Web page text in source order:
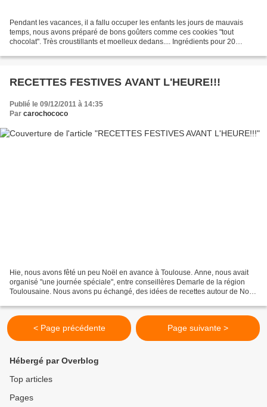
Pendant les vacances, il a fallu occuper les enfants les jours de mauvais
temps, nous avons préparé de bons goûters comme ces cookies "tout
chocolat". Très croustillants et moelleux dedans.... Ingrédients pour 20
RECETTES FESTIVES AVANT L'HEURE!!!
Publié le 09/12/2011 à 14:35
Par carochococo
Hie, nous avons fêté un peu Noël en avance à Toulouse. Anne, nous avait
organisé "une journée spéciale", entre conseillères Demarle de la région
Toulousaine. Nous avons pu échangé, des idées de recettes autour de Noël
< Page précédente Page suivante >
Hébergé par Overblog
Top articles
Pages